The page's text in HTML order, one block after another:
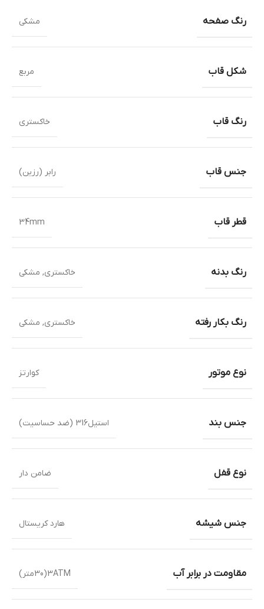
رنگ صفحه مشکی
شکل قاب مربع
رنگ قاب خاکستری
جنس قاب رابر (رزین)
قطر قاب 34mm
رنگ بدنه خاکستری, مشکی
رنگ بکار رفته خاکستری, مشکی
نوع موتور کوارتز
جنس بند استیل316 (ضد حساسیت)
نوع قفل ضامن دار
جنس شیشه هارد کریستال
مقاومت در برابر آب 3ATM(30متر)